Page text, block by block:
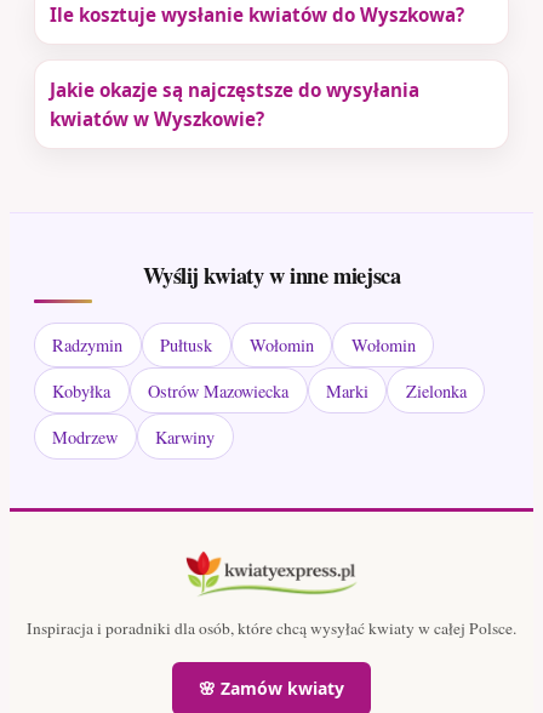
Ile kosztuje wysłanie kwiatów do Wyszkowa?
Jakie okazje są najczęstsze do wysyłania
kwiatów w Wyszkowie?
Wyślij kwiaty w inne miejsca
Radzymin Pułtusk Wołomin
Wołomin
Kobyłka
Ostrów Mazowiecka Marki
Zielonka
Modrzew
Karwiny
Inspiracja i poradniki dla osób, które chcą wysyłać kwiaty w całej Polsce.
🌸 Zamów kwiaty